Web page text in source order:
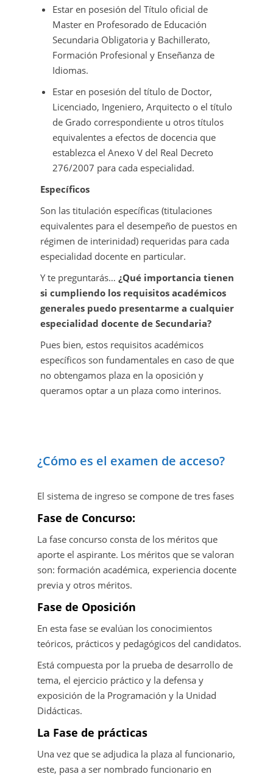
Estar en posesión del Título oficial de
Master en Profesorado de Educación
Secundaria Obligatoria y Bachillerato,
Formación Profesional y Enseñanza de
Idiomas.
Estar en posesión del título de Doctor,
Licenciado, Ingeniero, Arquitecto o el título
de Grado correspondiente u otros títulos
equivalentes a efectos de docencia que
establezca el Anexo V del Real Decreto
276/2007 para cada especialidad.
Específicos
Son las titulación específicas (titulaciones
equivalentes para el desempeño de puestos en
régimen de interinidad) requeridas para cada
especialidad docente en particular.
Y te preguntarás… ¿Qué importancia tienen
si cumpliendo los requisitos académicos
generales puedo presentarme a cualquier
especialidad docente de Secundaria?
Pues bien, estos requisitos académicos
específicos son fundamentales en caso de que
no obtengamos plaza en la oposición y
queramos optar a un plaza como interinos.
¿Cómo es el examen de acceso?
El sistema de ingreso se compone de tres fases
Fase de Concurso:
La fase concurso consta de los méritos que
aporte el aspirante. Los méritos que se valoran
son: formación académica, experiencia docente
previa y otros méritos.
Fase de Oposición
En esta fase se evalúan los conocimientos
teóricos, prácticos y pedagógicos del candidatos.
Está compuesta por la prueba de desarrollo de
tema, el ejercicio práctico y la defensa y
exposición de la Programación y la Unidad
Didácticas.
La Fase de prácticas
Una vez que se adjudica la plaza al funcionario,
este, pasa a ser nombrado funcionario en